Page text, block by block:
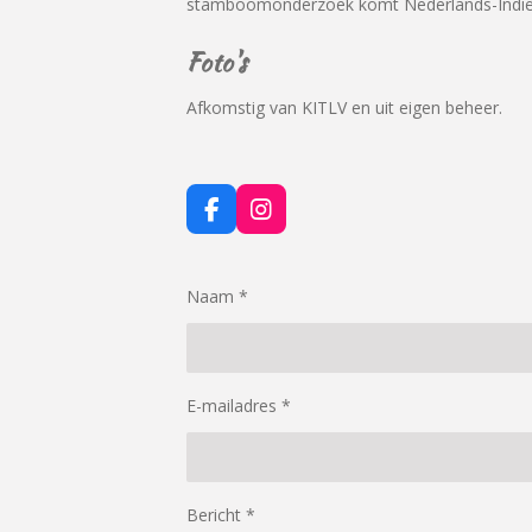
Foto's
Afkomstig van KITLV en uit eigen beheer.
F
a
b
I
n
m
Naam *
E-mailadres *
Bericht *